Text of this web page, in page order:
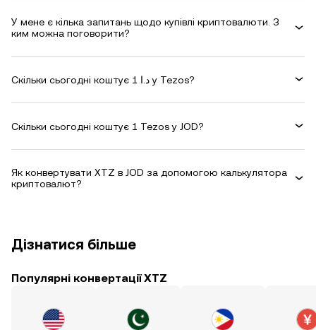
У мене є кілька запитань щодо купівлі криптовалюти. З
ким можна поговорити?
Скільки сьогодні коштує 1 د.ا у Tezos?
Скільки сьогодні коштує 1 Tezos у JOD?
Як конвертувати XTZ в JOD за допомогою калькулятора
криптовалют?
Дізнатися більше
Популярні конвертації XTZ